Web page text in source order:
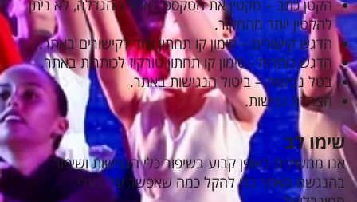
הקטן כתב – מקטין את הטקסט לאחר ההגדלה, לא ניתן
להקטין יותר מהמקור.
הדגש קישורים – סימון קו תחתון ורוד לקישורים באתר.
הדגש כותרות - סימון קו תחתון טורקיז לכותרות באתר.
בטל נגישות – ביטול הנגישות באתר.
הצהרת נגישות.
שימו לב
אנו ממשיכים באופן קבוע בשיפור כלי הנגישות ושיפור
בהנגשת האתר כדי להקל כמה שאפשר על בעלי